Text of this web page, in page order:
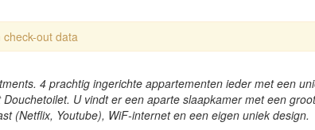
out data
4 prachtig ingerichte appartementen ieder met een
U vindt er een aparte slaapkamer met een
(Netflix, Youtube), WiF-internet en een eigen uniek design.